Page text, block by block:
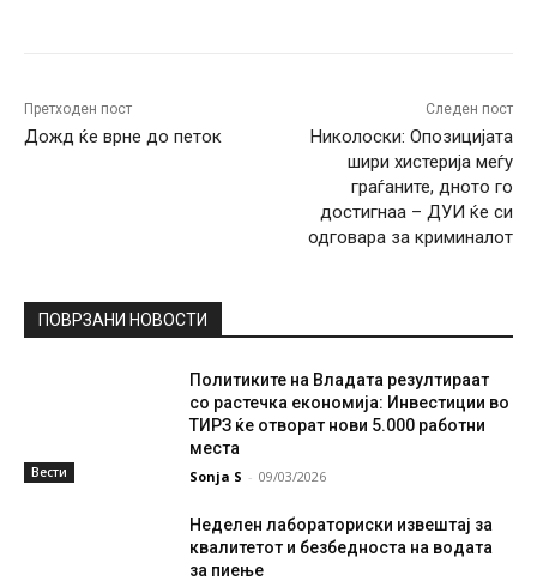
Претходен пост
Дожд ќе врне до петок
Следен пост
Николоски: Опозицијата
шири хистерија меѓу
граѓаните, дното го
достигнаа – ДУИ ќе си
одговара за криминалот
ПОВРЗАНИ НОВОСТИ
Вести
Политиките на Владата резултираат
со растечка економија: Инвестиции во
ТИРЗ ќе отворат нови 5.000 работни
места
Sonja S - 09/03/2026
Неделен лабораториски извештај за
квалитетот и безбедноста на водата
за пиење